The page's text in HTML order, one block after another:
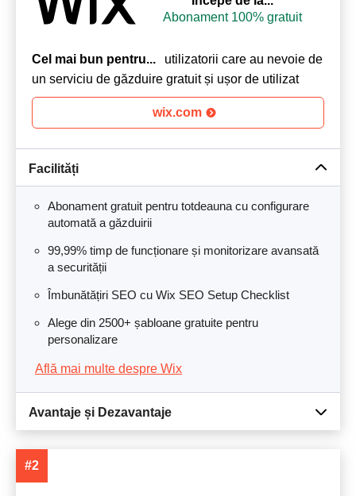
Abonament 100% gratuit
Cel mai bun pentru...
utilizatorii care au nevoie de
un serviciu de găzduire gratuit și ușor de utilizat
wix.com
Facilități
Abonament gratuit pentru totdeauna cu configurare
automată a găzduirii
99,99% timp de funcționare și monitorizare avansată
a securității
Îmbunătățiri SEO cu Wix SEO Setup Checklist
Alege din 2500+ șabloane gratuite pentru
personalizare
Află mai multe despre Wix
Avantaje și Dezavantaje
#2